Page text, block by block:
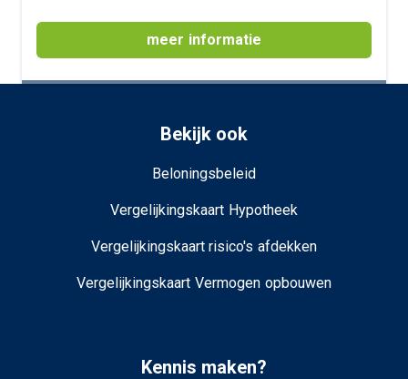
meer informatie
Bekijk ook
Beloningsbeleid
Vergelijkingskaart Hypotheek
Vergelijkingskaart risico's afdekken
Vergelijkingskaart Vermogen opbouwen
Kennis maken?